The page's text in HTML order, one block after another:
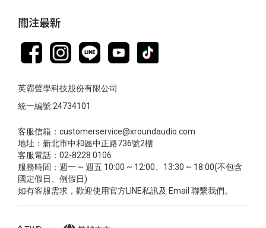
關注最新
英霸聲學科技股份有限公司
統一編號:24734101
客服信箱：customerservice@xroundaudio.com
地址：新北市中和區中正路736號2樓
客服電話：02-8228 0106
服務時間：週一 ~ 週五 10:00 ~ 12:00、13:30 ~ 18:00(不包含
國定假日、例假日)
如有客服需求，歡迎使用官方LINE私訊及 Email 聯繫我們。